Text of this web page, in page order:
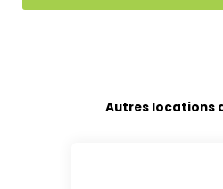
Autres locations